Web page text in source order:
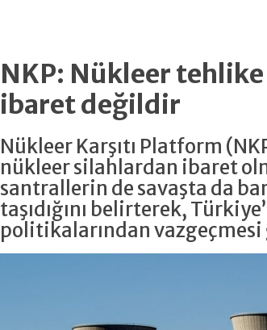
NKP: Nükleer
ibaret değildir
Nükleer Karşıtı Platform
nükleer silahlardan ibaret
santrallerin de savaşta da
taşıdığını belirterek,
politikalarından